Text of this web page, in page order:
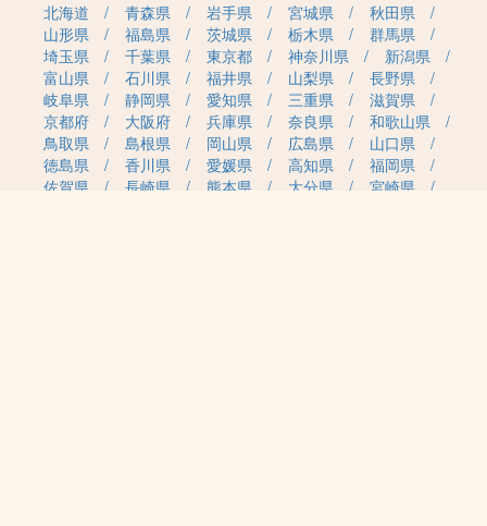
北海道 青森県 岩手県 宮城県
秋田県
山形県
福島県 茨城県 栃木県
群馬県
埼玉県
千葉県 東京都 神奈川県
新潟県
富山県
石川県 福井県 山梨県
長野県
岐阜県
静岡県 愛知県 三重県
滋賀県
京都府
大阪府 兵庫県 奈良県
和歌山県
鳥取県
島根県 岡山県 広島県
山口県
徳島県
香川県 愛媛県 高知県
福岡県
佐賀県
長崎県 熊本県 大分県
宮崎県